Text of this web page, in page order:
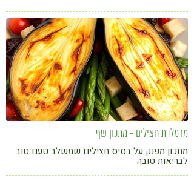
קורונה
טבעונות
מרמלדת חצילים - מתכון שף
מתכון מפנק על בסיס חצילים שמשלב טעם טוב
לבריאות טובה